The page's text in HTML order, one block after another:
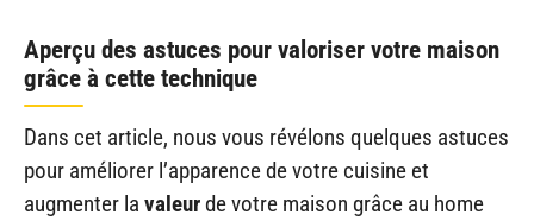
Aperçu des astuces pour valoriser votre maison
grâce à cette technique
Dans cet article, nous vous révélons quelques astuces
pour améliorer l’apparence de votre cuisine et
augmenter la valeurde votre maison grâce au home